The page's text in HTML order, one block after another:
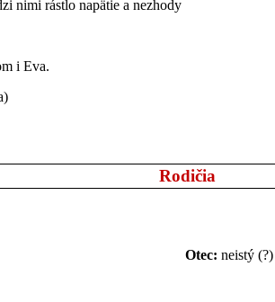
nimi rástlo napätie a nezhody
i Eva.
Rodičia
Otec: neistý (?)